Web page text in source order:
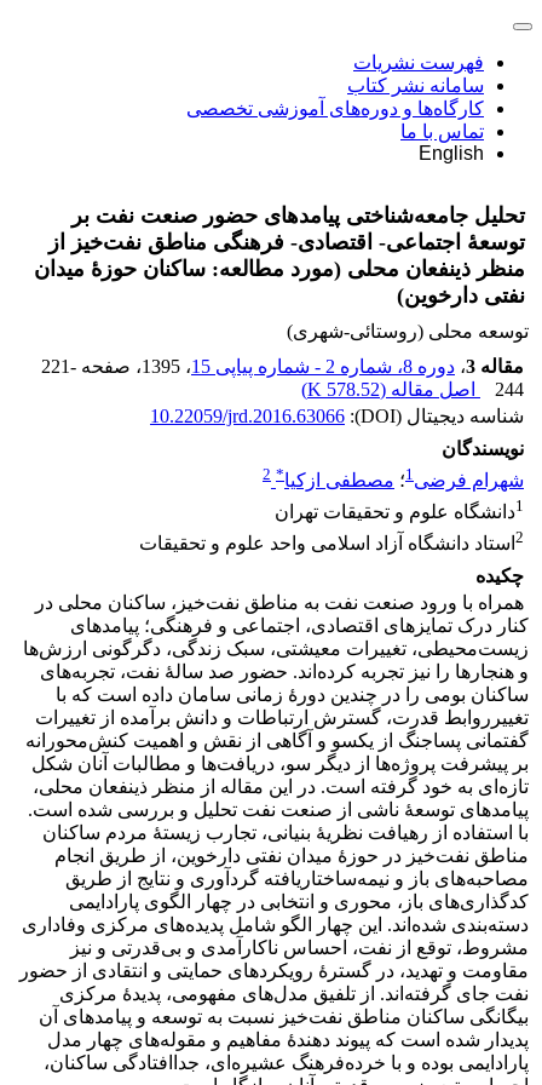
فهرست نشریات
سامانه نشر کتاب
کارگاه‌ها و دوره‌های آموزشی تخصصی
تماس با ما
English
تحلیل جامعه‌شناختی پیامدهای حضور صنعت نفت بر
توسعۀ اجتماعی- اقتصادی- فرهنگی مناطق نفت‌خیز از
منظر ذینفعان محلی (مورد مطالعه: ساکنان حوزۀ میدان
نفتی دارخوین)
توسعه محلی (روستائی-شهری)
مقاله 3
، دوره 8، شماره 2 - شماره پیاپی 15 ، 1395 ، صفحه 221-
244
اصل مقاله (578.52 K
)
شناسه دیجیتال (DOI):
10.22059/jrd.2016.63066
نویسندگان
شهرام فرضی1؛ مصطفی ازکیا*
2
1دانشگاه علوم و تحقیقات تهران
2 استاد دانشگاه آزاد اسلامی واحد علوم و تحقیقات
چکیده
همراه با ورود صنعت نفت به مناطق نفت‌خیز، ساکنان محلی در
کنار درک تمایزهای اقتصادی، اجتماعی و فرهنگی؛ پیامدهای
زیست‌محیطی، تغییرات معیشتی، سبک زندگی، دگرگونی ارزش‌ها
و هنجارها را نیز تجربه کرده‌اند. حضور صد سالۀ نفت، تجربه‌های
ساکنان بومی را در چندین دورۀ زمانی سامان داده است که با
تغییرروابط قدرت، گسترش ارتباطات و دانش برآمده از تغییرات
گفتمانی پساجنگ از یکسو و آگاهی از نقش و اهمیت کنش‌محورانه
بر پیشرفت پروژه‌ها از دیگر سو، دریافت‌ها و مطالبات آنان شکل
تازه‌ای به خود گرفته است. در این مقاله از منظر ذینفعان محلی،
پیامدهای توسعۀ ناشی از صنعت نفت تحلیل و بررسی شده است.
با استفاده از رهیافت نظریۀ بنیانی، تجارب زیستۀ مردم ساکنان
مناطق نفت‌خیز در حوزۀ میدان نفتی دارخوین، از طریق انجام
مصاحبه‌های باز و نیمه‌ساختار‌یافته گردآوری و نتایج از طریق
کدگذاری‌های باز، محوری و انتخابی در چهار الگوی پارادایمی
دسته‌بندی شده‌اند. این چهار الگو شامل پدیده‌های مرکزی وفاداری
مشروط، توقع از نفت، احساس ناکارآمدی و بی‌قدرتی و نیز
مقاومت و تهدید، در گسترۀ رویکردهای حمایتی و انتقادی از حضور
نفت جای گرفته‌اند. از تلفیق مدل‌های مفهومی، پدیدۀ مرکزی
بیگانگی ساکنان مناطق نفت‌خیز نسبت به توسعه و پیامدهای آن‌
پدیدار شده است که پیوند دهندۀ مفاهیم و مقوله‌های چهار مدل
پارادایمی بوده و با خرده‌فرهنگ عشیره‌ای، جداافتادگی ساکنان،